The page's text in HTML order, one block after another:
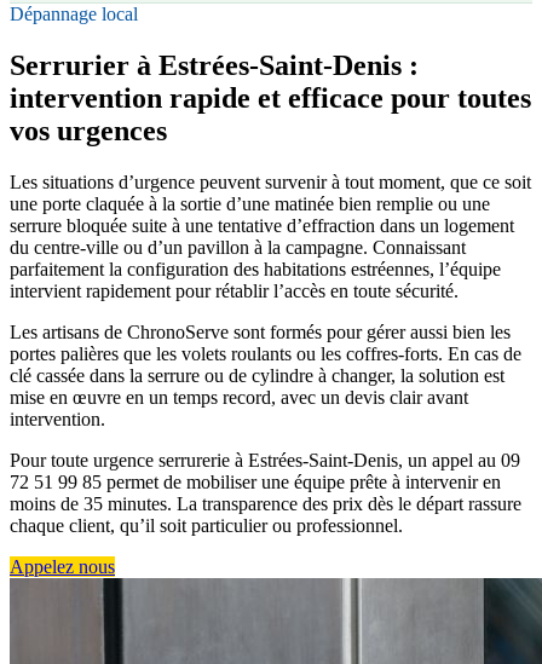
Dépannage local
Serrurier à Estrées-Saint-Denis :
intervention rapide et efficace pour toutes
vos urgences
Les situations d’urgence peuvent survenir à tout moment, que ce soit
une porte claquée à la sortie d’une matinée bien remplie ou une
serrure bloquée suite à une tentative d’effraction dans un logement
du centre-ville ou d’un pavillon à la campagne. Connaissant
parfaitement la configuration des habitations estréennes, l’équipe
intervient rapidement pour rétablir l’accès en toute sécurité.
Les artisans de ChronoServe sont formés pour gérer aussi bien les
portes palières que les volets roulants ou les coffres-forts. En cas de
clé cassée dans la serrure ou de cylindre à changer, la solution est
mise en œuvre en un temps record, avec un devis clair avant
intervention.
Pour toute urgence serrurerie à Estrées-Saint-Denis, un appel au 09
72 51 99 85 permet de mobiliser une équipe prête à intervenir en
moins de 35 minutes. La transparence des prix dès le départ rassure
chaque client, qu’il soit particulier ou professionnel.
Appelez nous